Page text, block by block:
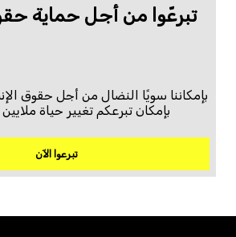
تبرعّوا من أجل حماية
بإمكاننا سويًا النضال من أجل حقوق
بإمكان تبرعكم تغيير حياة
تبرعوا الآن